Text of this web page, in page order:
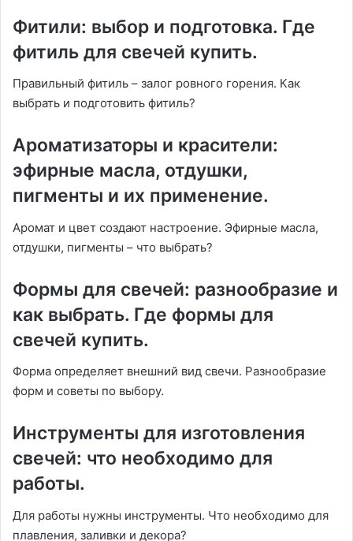
Фитили: выбор и подготовка. Где
фитиль для свечей купить.
Правильный фитиль – залог ровного горения. Как
выбрать и подготовить фитиль?
Ароматизаторы и красители:
эфирные масла, отдушки,
пигменты и их применение.
Аромат и цвет создают настроение. Эфирные масла,
отдушки, пигменты – что выбрать?
Формы для свечей: разнообразие и
как выбрать. Где формы для
свечей купить.
Форма определяет внешний вид свечи. Разнообразие
форм и советы по выбору.
Инструменты для изготовления
свечей: что необходимо для
работы.
Для работы нужны инструменты. Что необходимо для
плавления, заливки и декора?